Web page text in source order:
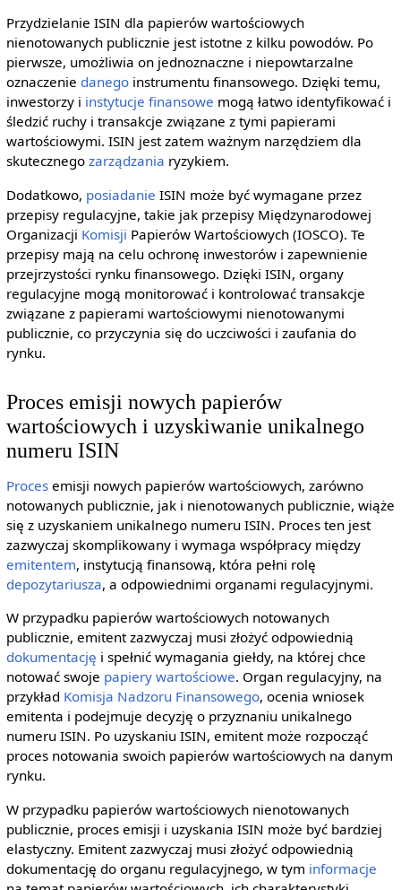
Przydzielanie ISIN dla papierów wartościowych
nienotowanych publicznie jest istotne z kilku powodów. Po
pierwsze, umożliwia on jednoznaczne i niepowtarzalne
oznaczenie danegoinstrumentu finansowego. Dzięki temu,
inwestorzy i instytucje finansowe mogą łatwo identyfikować i
śledzić ruchy i transakcje związane z tymi papierami
wartościowymi. ISIN jest zatem ważnym narzędziem dla
skutecznego zarządzania ryzykiem.
Dodatkowo, posiadanie ISIN może być wymagane przez
przepisy regulacyjne, takie jak przepisy Międzynarodowej
Organizacji Komisji Papierów Wartościowych (IOSCO). Te
przepisy mają na celu ochronę inwestorów i zapewnienie
przejrzystości rynku finansowego. Dzięki ISIN, organy
regulacyjne mogą monitorować i kontrolować transakcje
związane z papierami wartościowymi nienotowanymi
publicznie, co przyczynia się do uczciwości i zaufania do
rynku.
Proces emisji nowych papierów
wartościowych i uzyskiwanie unikalnego
numeru ISIN
Procesemisji nowych papierów wartościowych, zarówno
notowanych publicznie, jak i nienotowanych publicznie, wiąże
się z uzyskaniem unikalnego numeru ISIN. Proces ten jest
zazwyczaj skomplikowany i wymaga współpracy między
emitentem, instytucją finansową, która pełni rolę
depozytariusza, a odpowiednimi organami regulacyjnymi.
W przypadku papierów wartościowych notowanych
publicznie, emitent zazwyczaj musi złożyć odpowiednią
dokumentację i spełnić wymagania giełdy, na której chce
notować swoje papiery wartościowe. Organ regulacyjny, na
przykład Komisja Nadzoru Finansowego, ocenia wniosek
emitenta i podejmuje decyzję o przyznaniu unikalnego
numeru ISIN. Po uzyskaniu ISIN, emitent może rozpocząć
proces notowania swoich papierów wartościowych na danym
rynku.
W przypadku papierów wartościowych nienotowanych
publicznie, proces emisji i uzyskania ISIN może być bardziej
elastyczny. Emitent zazwyczaj musi złożyć odpowiednią
dokumentację do organu regulacyjnego, w tym informacje